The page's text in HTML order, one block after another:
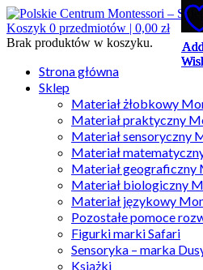
Koszyk 0 przedmiotów | 0,00 zł
Brak produktów w koszyku.
Strona główna
Sklep
Materiał żłobkowy
Materiał praktyczny
Materiał sensoryczny
Materiał
Materiał geograficzny
Materiał biologiczny
Materiał językowy
Pozostałe pomoce
Figurki marki Safari
Sensoryka – marka
Książki